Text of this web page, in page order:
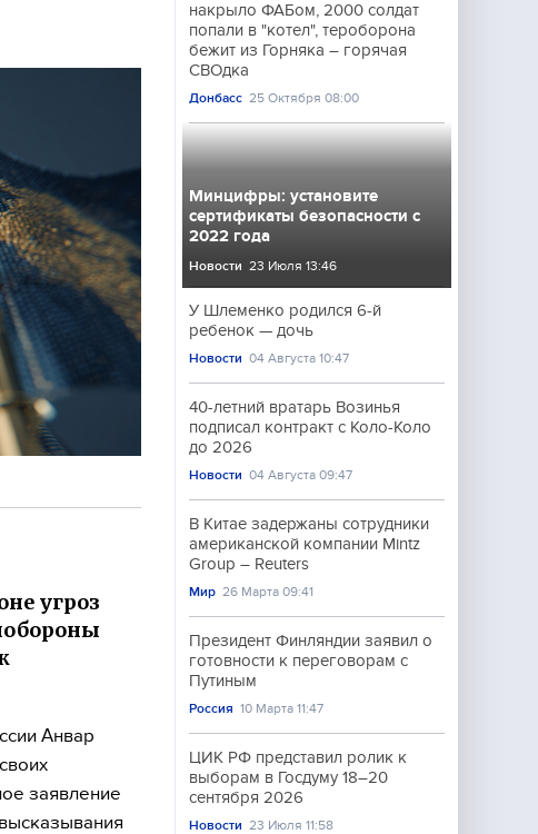
угроз
Анвар
заявление
накрыло ФАБом, 2000 солдат
попали в "котел", тероборона
бежит из Горняка – горячая
СВОдка
Донбасс 25 Октября 08:00
Минцифры: установите
сертификаты безопасности с
2022 года
Новости 23 Июля 13:46
У Шлеменко родился 6-й
ребенок — дочь
Новости 04 Августа 10:47
40-летний вратарь Возинья
подписал контракт с Коло-Коло
до 2026
Новости 04 Августа 09:47
В Китае задержаны сотрудники
американской компании Mintz
Group – Reuters
Мир 26 Марта 09:41
Президент Финляндии заявил о
готовности к переговорам с
Путиным
Россия 10 Марта 11:47
ЦИК РФ представил ролик к
выборам в Госдуму 18–20
сентября 2026
Новости 23 Июля 11:58